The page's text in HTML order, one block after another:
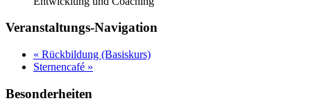
Veranstaltungs-Navigation
« Rückbildung (Basiskurs)
Sternencafé »
Besonderheiten